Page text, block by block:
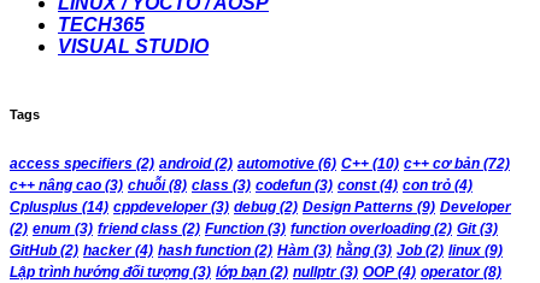
TECH365
VISUAL STUDIO
Tags
access specifiers (2) android(2) automotive (6) C++ (10) c++ cơ bản (72)
c++ nâng cao (3) chuỗi(8) class (3) codefun (3) const(4) con trỏ (4)
Cplusplus (14) cppdeveloper(3) debug (2) Design Patterns (9) Developer
(2) enum (3) friend class (2) Function (3) function overloading (2) Git(3)
GitHub (2) hacker(4) hash function (2) Hàm (3) hằng (3) Job (2) linux (9)
Lập trình hướng đối tượng (3) lớp bạn (2) nullptr(3) OOP (4) operator(8)